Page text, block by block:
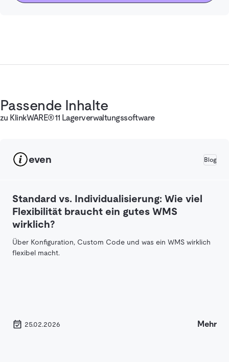
Passende Inhalte
zu KlinkWARE®11 Lagerverwaltungssoftware
even Blog
Standard vs. Individualisierung: Wie viel
Flexibilität braucht ein gutes WMS
wirklich?
Über Konfiguration, Custom Code und was ein WMS wirklich
flexibel macht.
25.02.2026 Mehr